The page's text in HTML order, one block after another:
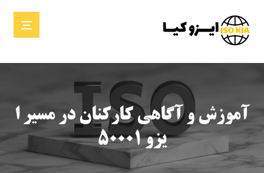
آموزش و آگاهی کارکنان در مسیر ا
یزو ۵۰۰۰۱